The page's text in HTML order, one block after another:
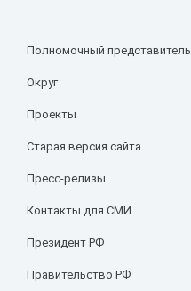
Полномочный представитель
Округ
Проекты
Старая версия сайта
Пресс-релизы
Контакты для СМИ
Президент РФ
Правительство РФ